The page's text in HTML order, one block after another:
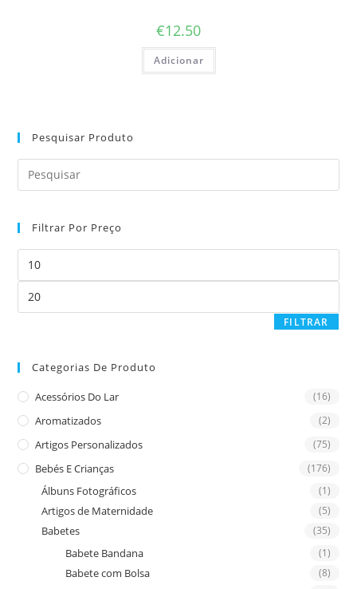
€12.50
Adicionar
Pesquisar Produto
the
Filtrar Por Preço
mínimo
máximo
FILTRAR
Categorias De Produto
Acessórios Do Lar (16)
Aromatizados (2)
Artigos Personalizados (75)
Bebés E Crianças (176)
Álbuns Fotográficos (1)
Artigos de Maternidade (5)
Babetes (35)
Babete Bandana (1)
Babete com Bolsa (8)